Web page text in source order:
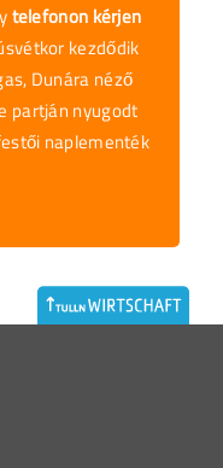
telefonon kérjen
kezdődik
Dunára néző
partján nyugodt
naplementék